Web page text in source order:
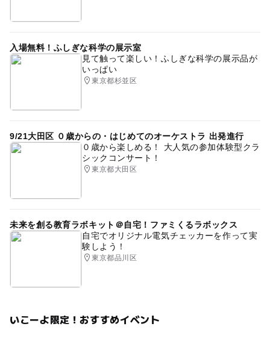
入場無料！ふしぎな科学の展示室
見て触って楽しい！ふしぎな科学の展示品が
いっぱい
東京都杉並区
9/21大田区 ０歳からの・はじめてのオーケストラ 出発進行
０歳から楽しめる！ 大人気の参加体験型クラ
シックコンサート！
東京都大田区
未来を創る教育ラボキット＠自宅！ファミくるラボックス
自宅でオリジナル電気チェッカーを作って実
験しよう！
東京都品川区
いこーよ限定！おすすめイベント